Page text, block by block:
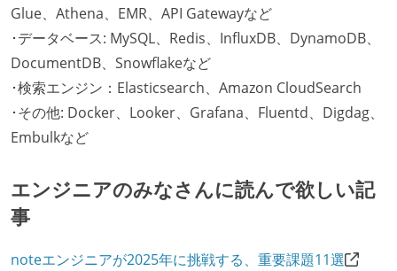
Glue、Athena、EMR、API Gatewayなど
･データベース: MySQL、Redis、InfluxDB、DynamoDB、
DocumentDB、Snowflakeなど
･検索エンジン：Elasticsearch、Amazon CloudSearch
･その他: Docker、Looker、Grafana、Fluentd、Digdag、
Embulkなど
エンジニアのみなさんに読んで欲しい記
事
noteエンジニアが2025年に挑戦する、重要課題11選